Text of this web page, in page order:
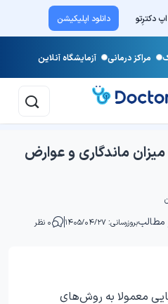
دکترِتو دانلود اپلیکیشن
مراکز درمانی آزمایشگاه آنلاین
ماندگاری و عوارض
مطالببروزرسانی: ۱۴۰۵/۰۴/۲۷ ۰ نظر
معمولا به روش‌های